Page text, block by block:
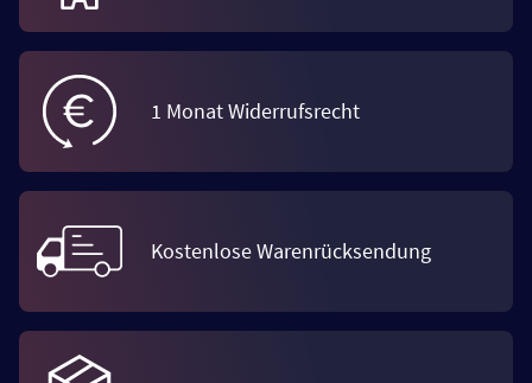
1 Monat Widerrufsrecht
Kostenlose Warenrücksendung